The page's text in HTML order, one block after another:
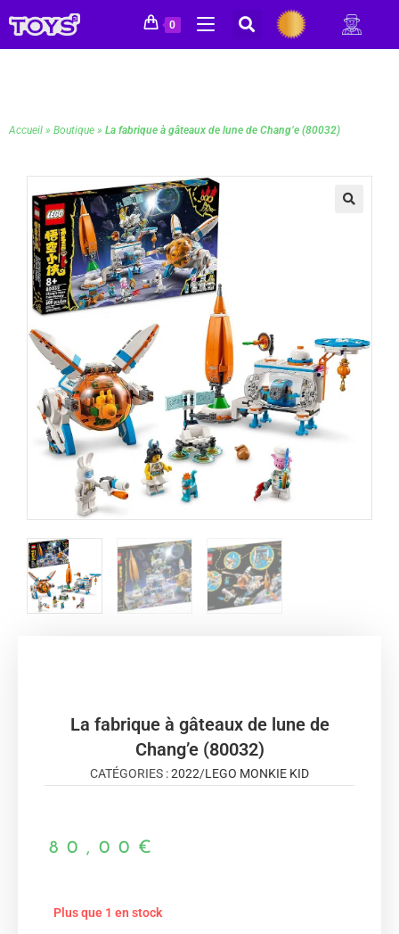
0
Accueil » Boutique » La fabrique à gâteaux de lune de Chang’e (80032)
La fabrique à gâteaux de lune de
Chang’e (80032)
CATÉGORIES :2022/LEGO MONKIE KID
80,00 €
Plus que 1 en stock